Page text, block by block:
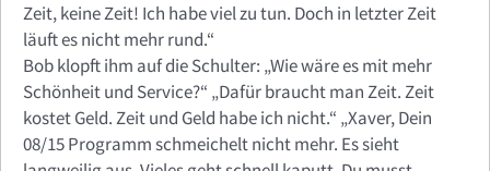
Zeit, keine Zeit! Ich habe viel zu tun. Doch in letzter Zeit
läuft es nicht mehr rund.“
Bob klopft ihm auf die Schulter: „Wie wäre es mit mehr
Schönheit und Service?“ „Dafür braucht man Zeit. Zeit
kostet Geld. Zeit und Geld habe ich nicht.“ „Xaver, Dein
08/15 Programm schmeichelt nicht mehr. Es sieht